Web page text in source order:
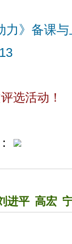
力》备课
选活动！
进平 高宏